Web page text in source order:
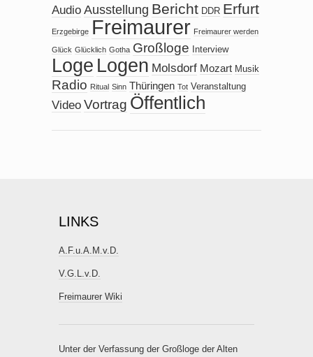
Audio Ausstellung Bericht DDR Erfurt
Erzgebirge Freimaurer Freimaurer werden
Glück Glücklich Gotha Großloge Interview
Loge Logen Molsdorf Mozart Musik
Radio Ritual Sinn Thüringen Tot Veranstaltung
Video Vortrag Öffentlich
LINKS
A.F.u.A.M.v.D.
V.G.L.v.D.
Freimaurer Wiki
Unter der Verfassung der Großloge der Alten